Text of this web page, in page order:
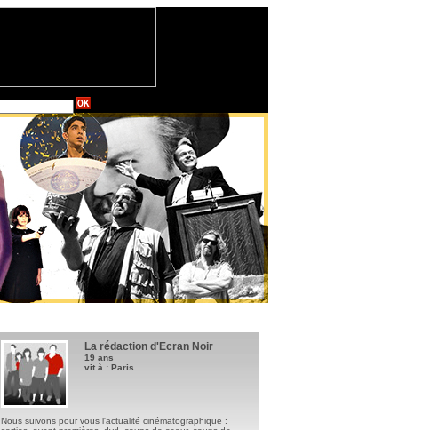
La rédaction d'Ecran Noir
19 ans
vit à : Paris
Nous suivons pour vous l'actualité cinématographique :